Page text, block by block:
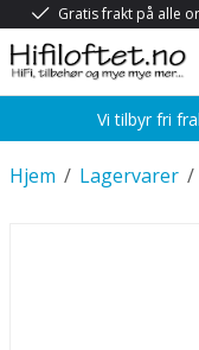
Gratis frakt på alle
Vi tilbyr fri
/
Hjem /
Lagervarer